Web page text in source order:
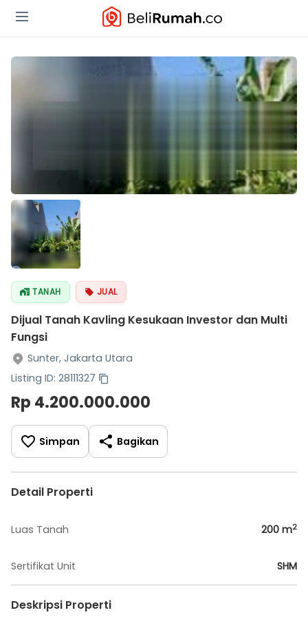
TANAH JUAL
Dijual Tanah Kavling Kesukaan Investor dan Multi
Fungsi
Sunter, Jakarta Utara
Listing ID: 28111327
Rp 4.200.000.000
Simpan Bagikan
Detail Properti
Luas Tanah 200 m2
Sertifikat Unit SHM
Deskripsi Properti